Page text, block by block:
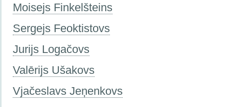
Moisejs Finkelšteins
Sergejs Feoktistovs
Jurijs Logačovs
Valērijs Ušakovs
Vjačeslavs Jeņenkovs